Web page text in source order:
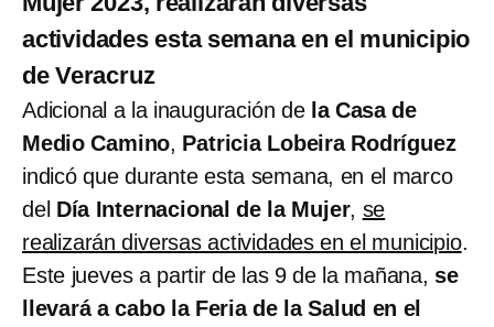
actividades esta semana en el municipio
de Veracruz
Adicional a la inauguración de la Casa de
Medio Camino, Patricia Lobeira Rodríguez
indicó que durante esta semana, en el marco
del Día Internacional de la Mujer, se
realizarán diversas actividades en el municipio.
Este jueves a partir de las 9 de la mañana, se
llevará a cabo la Feria de la Salud en el